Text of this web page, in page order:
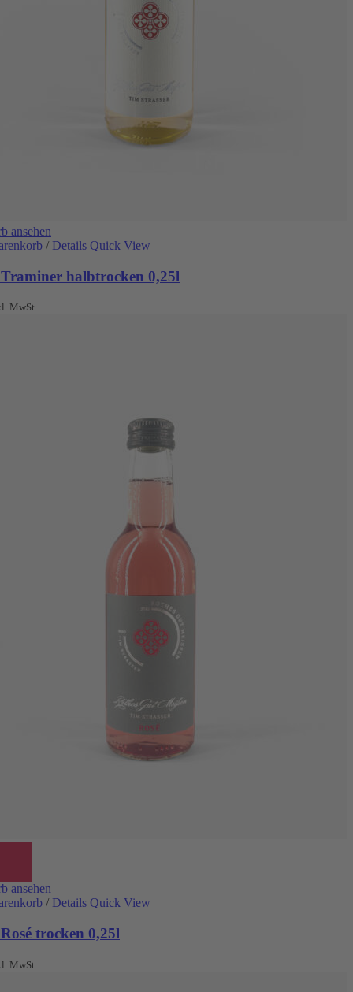
ansehen
/ Details Quick View
halbtrocken 0,25l
MwSt.
ansehen
/ Details Quick View
trocken 0,25l
MwSt.